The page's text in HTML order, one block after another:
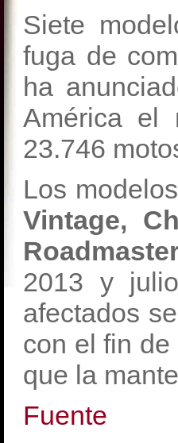
Siete
fuga de
ha
América el
23.746
Los
Vintage,
2013 y
afectados
con el fin
que la
Fuente